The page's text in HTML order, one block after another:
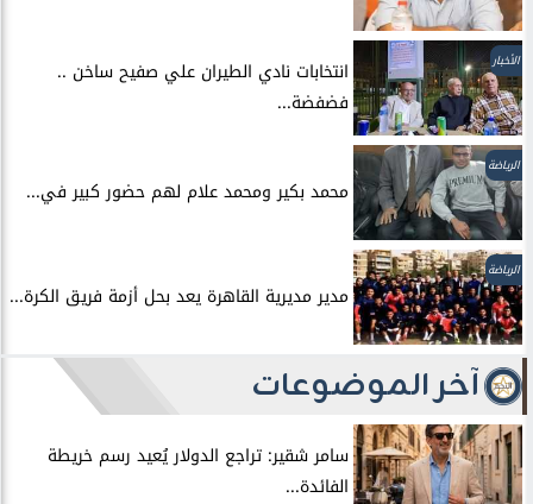
الأخبار
انتخابات نادي الطيران علي صفيح ساخن ..
فضفضة...
الرياضة
محمد بكير ومحمد علام لهم حضور كبير في...
الرياضة
مدير مديرية القاهرة يعد بحل أزمة فريق الكرة...
آخر الموضوعات
سامر شقير: تراجع الدولار يُعيد رسم خريطة
الفائدة...